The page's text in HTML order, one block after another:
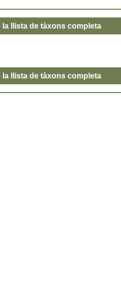
la llista de tàxons completa
la llista de tàxons completa